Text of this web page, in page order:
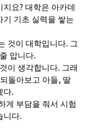
지요? 대학은 아카데
기 기초 실력을 쌓는
것이 대학입니다. 그
압니다.
이 생각합니다. 그래
돌아보고 아들, 딸
다.
게 부담을 줘서 시험
니다.